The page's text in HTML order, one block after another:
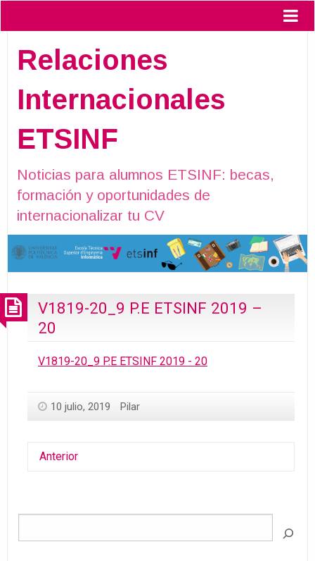
Relaciones
Internacionales
ETSINF
Noticias para alumnos ETSINF: becas,
formación y oportunidades de
internacionalizar tu CV
V1819-20_9 P.E ETSINF 2019 –
20
V1819-20_9 P.E ETSINF 2019 - 20
10 julio, 2019 Pilar
Anterior